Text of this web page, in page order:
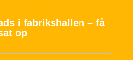
i fabrikshallen – få
op